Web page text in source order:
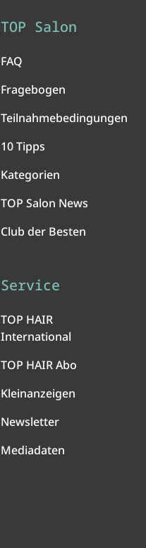
TOP Salon
FAQ
Fragebogen
Teilnahmebedingungen
10 Tipps
Kategorien
TOP Salon News
Club der Besten
Service
TOP HAIR
International
TOP HAIR Abo
Kleinanzeigen
Newsletter
Mediadaten